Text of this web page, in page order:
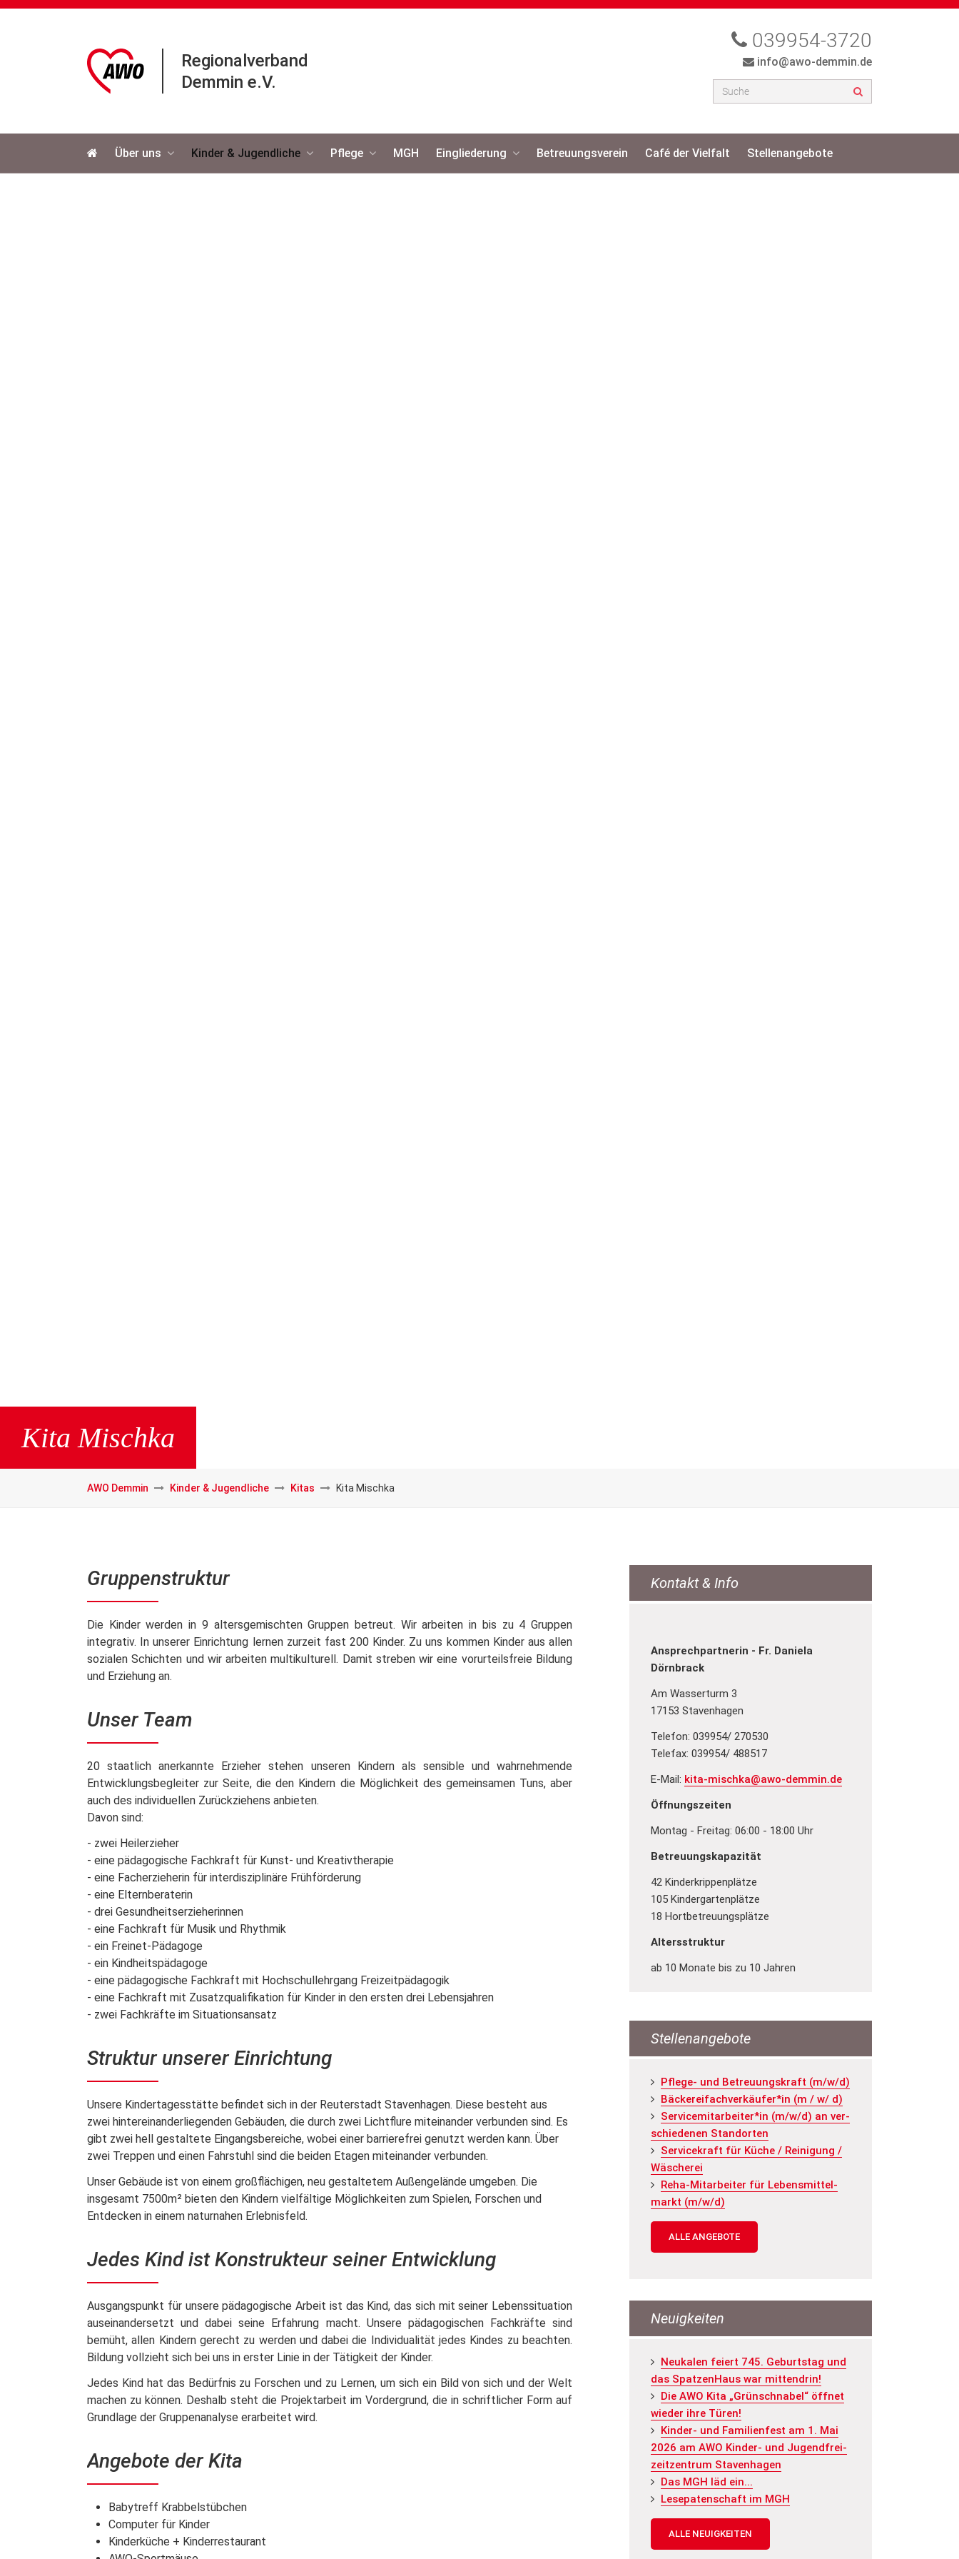
Regionalverband
Demmin e.V.
039954-3720
info@awo-demmin.de
Über uns Kinder & Jugendliche Pflege MGH Eingliederung Betreuungsverein Café der Vielfalt Stellenangebote
Kita Mischka
AWO Demmin Kinder & Jugendliche Kitas Kita Mischka
Gruppenstruktur
Die Kinder werden in 9 altersgemischten Gruppen betreut. Wir arbeiten in bis zu 4 Gruppen
integrativ. In unserer Einrichtung lernen zurzeit fast 200 Kinder. Zu uns kommen Kinder aus allen
sozialen Schichten und wir arbeiten multikulturell. Damit streben wir eine vorurteilsfreie Bildung
und Erziehung an.
Unser Team
20 staatlich anerkannte Erzieher stehen unseren Kindern als sensible und wahrnehmende
Entwicklungsbegleiter zur Seite, die den Kindern die Möglichkeit des gemeinsamen Tuns, aber
auch des individuellen Zurückziehens anbieten.
Davon sind:
- zwei Heilerzieher
- eine pädagogische Fachkraft für Kunst- und Kreativtherapie
- eine Facherzieherin für interdisziplinäre Frühförderung
- eine Elternberaterin
- drei Gesundheitserzieherinnen
- eine Fachkraft für Musik und Rhythmik
- ein Freinet-Pädagoge
- ein Kindheitspädagoge
- eine pädagogische Fachkraft mit Hochschullehrgang Freizeitpädagogik
- eine Fachkraft mit Zusatzqualifikation für Kinder in den ersten drei Lebensjahren
- zwei Fachkräfte im Situationsansatz
Struktur unserer Einrichtung
Unsere Kindertagesstätte befindet sich in der Reuterstadt Stavenhagen. Diese besteht aus
zwei hintereinanderliegenden Gebäuden, die durch zwei Lichtflure miteinander verbunden sind. Es
gibt zwei hell gestaltete Eingangsbereiche, wobei einer barrierefrei genutzt werden kann. Über
zwei Treppen und einen Fahrstuhl sind die beiden Etagen miteinander verbunden.
Unser Gebäude ist von einem großflächigen, neu gestaltetem Außengelände umgeben. Die
insgesamt 7500m² bieten den Kindern vielfältige Möglichkeiten zum Spielen, Forschen und
Entdecken in einem naturnahen Erlebnisfeld.
Jedes Kind ist Konstrukteur seiner Entwicklung
Ausgangspunkt für unsere pädagogische Arbeit ist das Kind, das sich mit seiner Lebenssituation
auseinandersetzt und dabei seine Erfahrung macht. Unsere pädagogischen Fachkräfte sind
bemüht, allen Kindern gerecht zu werden und dabei die Individualität jedes Kindes zu beachten.
Bildung vollzieht sich bei uns in erster Linie in der Tätigkeit der Kinder.
Jedes Kind hat das Bedürfnis zu Forschen und zu Lernen, um sich ein Bild von sich und der Welt
machen zu können. Deshalb steht die Projektarbeit im Vordergrund, die in schriftlicher Form auf
Grundlage der Gruppenanalyse erarbeitet wird.
Angebote der Kita
Babytreff Krabbelstübchen
Computer für Kinder
Kinderküche + Kinderrestaurant
Kontakt & Info
Ansprechpartnerin - Fr. Daniela
Dörnbrack
Am Wasserturm 3
17153 Stavenhagen
Telefon: 039954/ 270530
Telefax: 039954/ 488517
E-Mail: kita-mischka@awo-demmin.de
Öffnungszeiten
Montag - Freitag: 06:00 - 18:00 Uhr
Betreuungskapazität
42 Kinderkrippenplätze
105 Kindergartenplätze
18 Hortbetreuungsplätze
Altersstruktur
ab 10 Monate bis zu 10 Jahren
Stellenangebote
Pfle­ge- und Be­treu­ungs­kraft (m/w/d)
Bä­cke­rei­fach­ver­käu­fer*in (m / w/ d)
Ser­vice­mit­ar­bei­ter*in (m/w/d) an ver­
schie­de­nen Stand­or­ten
Ser­vice­kraft für Küche / Rei­ni­gung /
Wä­sche­rei
Reha-Mit­ar­bei­ter für Le­bens­mit­tel­
markt (m/w/d)
ALLE ANGEBOTE
Neuigkeiten
Neu­ka­len fei­ert 745. Ge­burts­tag und
das Spat­zen­Haus war mit­ten­drin!
Die AWO Kita „Grün­schna­bel“ öff­net
wie­der ihre Türen!
Kin­der- und Fa­mi­li­en­fest am 1. Mai
2026 am AWO Kin­der- und Ju­gend­frei­
zeit­zen­trum Staven­ha­gen
Das MGH läd ein...
Le­se­pa­ten­schaft im MGH
ALLE NEUIGKEITEN